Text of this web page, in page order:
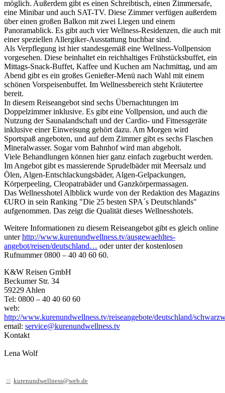
möglich. Außerdem gibt es einen Schreibtisch, einen Zimmersafe,
eine Minibar und auch SAT-TV. Diese Zimmer verfügen außerdem
über einen großen Balkon mit zwei Liegen und einem
Panoramablick. Es gibt auch vier Wellness-Residenzen, die auch mit
einer speziellen Allergiker-Ausstattung buchbar sind.
Als Verpflegung ist hier standesgemäß eine Wellness-Vollpension
vorgesehen. Diese beinhaltet ein reichhaltiges Frühstücksbuffet, ein
Mittags-Snack-Buffet, Kaffee und Kuchen am Nachmittag, und am
Abend gibt es ein großes Genießer-Menü nach Wahl mit einem
schönen Vorspeisenbuffet. Im Wellnessbereich steht Kräutertee
bereit.
In diesem Reiseangebot sind sechs Übernachtungen im
Doppelzimmer inklusive. Es gibt eine Vollpension, und auch die
Nutzung der Saunalandschaft und der Cardio- und Fitnessgeräte
inklusive einer Einweisung gehört dazu. Am Morgen wird
Sportspaß angeboten, und auf dem Zimmer gibt es sechs Flaschen
Mineralwasser. Sogar vom Bahnhof wird man abgeholt.
Viele Behandlungen können hier ganz einfach zugebucht werden.
Im Angebot gibt es massierende Sprudelbäder mit Meersalz und
Ölen, Algen-Entschlackungsbäder, Algen-Gelpackungen,
Körperpeeling, Cleopatrabäder und Ganzkörpermassagen.
Das Wellnesshotel Albblick wurde von der Redaktion des Magazins
€URO in sein Ranking "Die 25 besten SPA´s Deutschlands"
aufgenommen. Das zeigt die Qualität dieses Wellnesshotels.
Weitere Informationen zu diesem Reiseangebot gibt es gleich online
unterhttp://www.kurenundwellness.tv/ausgewaehltes-
angebot/reisen/deutschland… oder unter der kostenlosen
Rufnummer 0800 – 40 40 60 60.
K&W Reisen GmbH
Beckumer Str. 34
59229 Ahlen
Tel: 0800 – 40 40 60 60
web:
http://www.kurenundwellness.tv/reiseangebote/deutschland/
email: service@kurenundwellness.tv
Kontakt
Lena Wolf
kurenundwellness@web.de